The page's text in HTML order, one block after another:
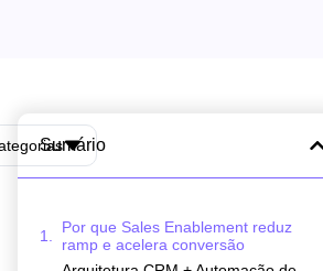
Sumário
Por que Sales Enablement reduz
ramp e acelera conversão